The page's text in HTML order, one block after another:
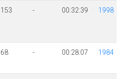
153 - 00:32:39 1998
68 - 00:28:07 1984